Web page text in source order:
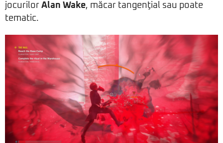
jocurilor Alan Wake, măcar tangenţial sau poate
tematic.